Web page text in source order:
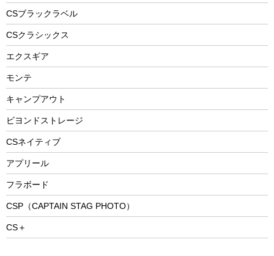
フードボトル
トレー
ランチョンマット
ランチボックス
ツール、他
アクセサリー
フローティングベスト
ヘルメット
エアーポンプ
ビーチテント
ウィンター
スノーシュー
防寒ウェア
トレッキング
トレッキングアクセサリー
プレイグッズ
ウェルネス
CSブラックラベル
CSクラシックス
エクスギア
モンテ
キャンプアウト
ビヨンドストレージ
CSネイティブ
アプリール
フラボード
CSP（CAPTAIN STAG PHOTO）
CS＋